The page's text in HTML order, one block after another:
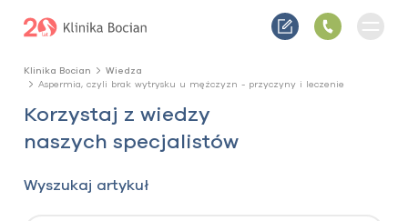
Klinika Bocian
Wiedza
Aspermia, czyli brak wytrysku u mężczyzn - przyczyny i leczenie
Korzystaj z wiedzy
naszych specjalistów
Wyszukaj artykuł